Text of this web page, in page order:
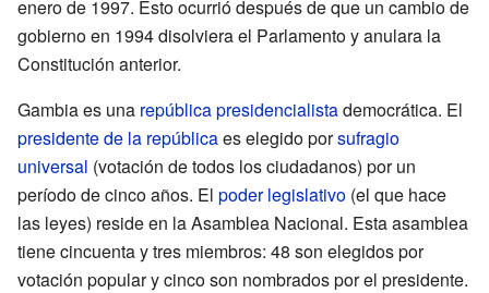
enero de 1997. Esto ocurrió después de que un cambio de
gobierno en 1994 disolviera el Parlamento y anulara la
Constitución anterior.
Gambia es una república presidencialistademocrática. El
presidente de la repúblicaes elegido porsufragio
universal (votación de todos los ciudadanos) por un
período de cinco años. El poder legislativo (el que hace
las leyes) reside en la Asamblea Nacional. Esta asamblea
tiene cincuenta y tres miembros: 48 son elegidos por
votación popular y cinco son nombrados por el presidente.